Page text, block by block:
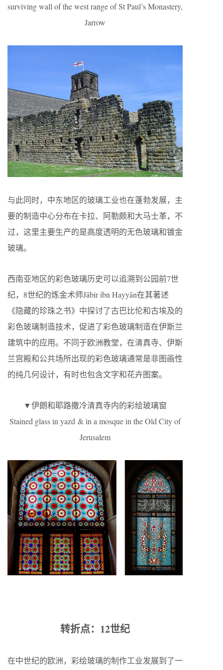
surviving wall of the west range of St Paul’s Monastery,
Jarrow
与此同时，中东地区的玻璃工业也在蓬勃发展，主
要的制造中心分布在卡拉、阿勒颇和大马士革，不
过，这里主要生产的是高度透明的无色玻璃和镀金
玻璃。
西南亚地区的彩色玻璃历史可以追溯到公园前7世
纪，8世纪的炼金术师Jābir ibn Hayyān在其著述
《隐藏的珍珠之书》中探讨了古巴比伦和古埃及的
彩色玻璃制造技术，促进了彩色玻璃制造在伊斯兰
建筑中的应用。不同于欧洲教堂，在清真寺、伊斯
兰宫殿和公共场所出现的彩色玻璃通常是非图画性
的纯几何设计，有时也包含文字和花卉图案。
▼伊朗和耶路撒冷清真寺内的彩绘玻璃窗
Stained glass in yazd & in a mosque in the Old City of
Jerusalem
转折点：12世纪
在中世纪的欧洲，彩绘玻璃的制作工业发展到了一